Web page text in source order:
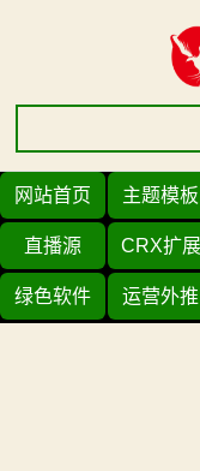
网站首页 主题模板
直播源 CRX扩展
绿色软件 运营外推